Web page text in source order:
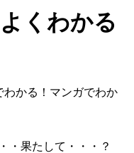
くわかる
わかる！マンガでわか
・果たして・・・？